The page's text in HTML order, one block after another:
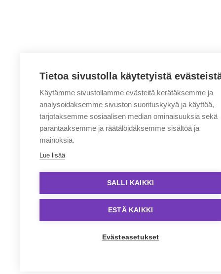
Tietoa sivustolla käytetyistä
Käytämme sivustollamme evästeitä kerätäksemme ja
analysoidaksemme sivuston suorituskykyä ja käyttöä,
tarjotaksemme sosiaalisen median ominaisuuksia sekä
parantaaksemme ja räätälöidäksemme sisältöä ja
mainoksia.
Lue lisää
SALLI KAIKKI
ESTÄ KAIKKI
Evästeasetukset